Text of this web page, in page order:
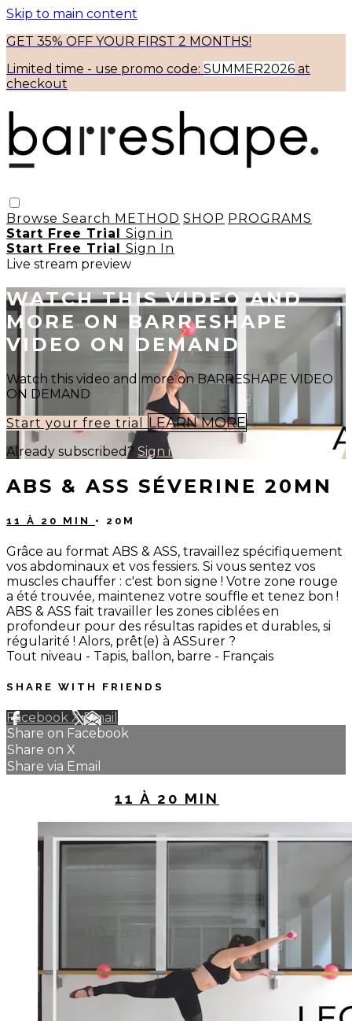
Skip to main content
GET 35% OFF YOUR FIRST 2 MONTHS!
Limited time - use promo code: SUMMER2026 at
checkout
Browse Search METHOD SHOP PROGRAMS
Start Free Trial Sign in
Start Free Trial Sign In
Live stream preview
WATCH THIS VIDEO AND
MORE ON BARRESHAPE
VIDEO ON DEMAND
Watch this video and more on BARRESHAPE VIDEO
ON DEMAND
Start your free trial
LEARN MORE
Already subscribed? Sign in
ABS & ASS SÉVERINE 20MN
11 À 20 MIN • 20M
Grâce au format ABS & ASS, travaillez spécifiquement
vos abdominaux et vos fessiers. Si vous sentez vos
muscles chauffer : c'est bon signe ! Votre zone rouge
a été trouvée, maintenez votre souffle et tenez bon !
ABS & ASS fait travailler les zones ciblées en
profondeur pour des résultas rapides et durables, si
régularité ! Alors, prêt(e) à ASSurer ?
Tout niveau - Tapis, ballon, barre - Français
SHARE WITH FRIENDS
Facebook XEmail
Share on Facebook
Share on X
Share via Email
11 À 20 MIN